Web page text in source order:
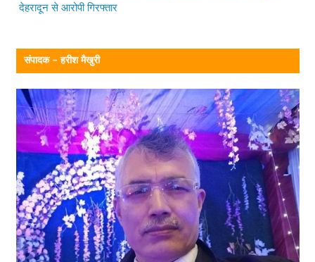
देहरादून से आरोपी गिरफ्तार
संपादक – हरीश मैखुरी